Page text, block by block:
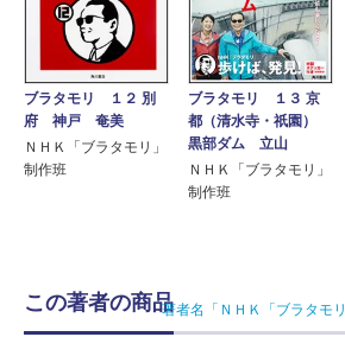
ブラタモリ １２ 別
府 神戸 奄美
ＮＨＫ「ブラタモリ」
制作班
ブラタモリ １３ 京
都（清水寺・祇園）
黒部ダム 立山
ＮＨＫ「ブラタモリ」
制作班
この著者の商品著者名「ＮＨＫ「ブラタモ